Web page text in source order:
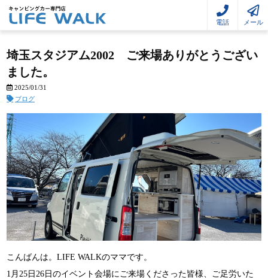
電話 メール
埼玉スタジアム2002 ご来場ありがとうござい
ました。
2025/01/31
ブログ
こんばんは。LIFE WALKのママです。
1月25日26日のイベント会場にご来場くださった皆様、ご足労いた